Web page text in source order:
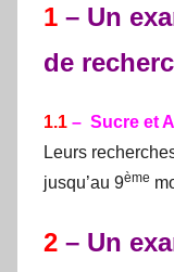
1 – Un
de
1.1 – Sucre et
Leurs
jusqu’au 9ème
2 – Un